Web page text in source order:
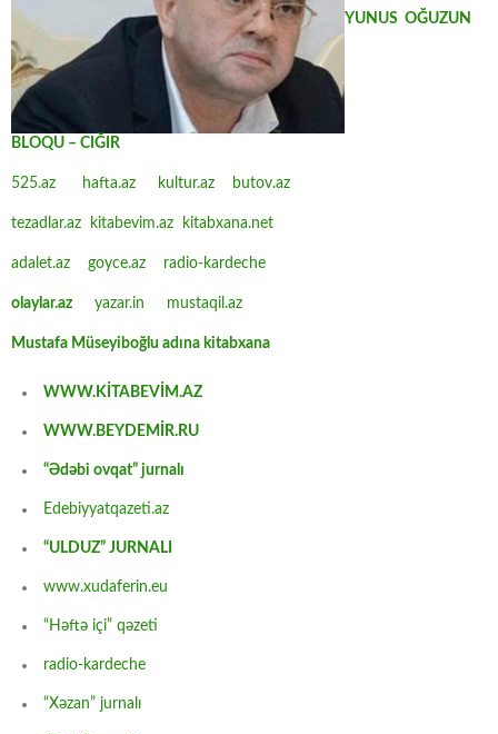
YUNUS OĞUZUN
BLOQU – CIĞIR
525.az hafta.az kultur.az butov.az
tezadlar.az kitabevim.az kitabxana.net
adalet.az goyce.az radio-kardeche
olaylar.az yazar.in mustaqil.az
Mustafa Müseyiboğlu adına kitabxana
WWW.KİTABEVİM.AZ
WWW.BEYDEMİR.RU
“Ədəbi ovqat” jurnalı
Edebiyyatqazeti.az
“ULDUZ” JURNALI
www.xudaferin.eu
“Həftə içi” qəzeti
radio-kardeche
“Xəzan” jurnalı